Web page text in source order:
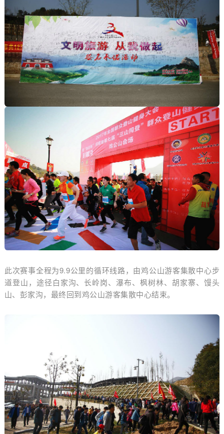
此次赛事全程为9.9公里的循环线路，由鸡公山游客集散中心步
道登山，途径白家沟、长岭岗、瀑布、枫树林、胡家寨、馒头
山、彭家沟，最终回到鸡公山游客集散中心结束。